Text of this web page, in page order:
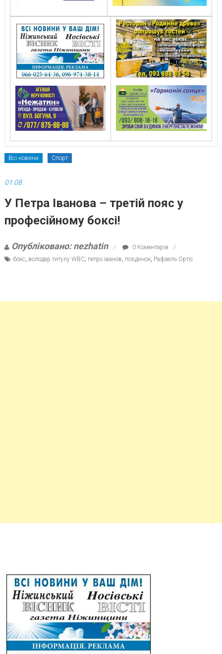
Всі новини Спорт
01.08.
У Петра Іванова – третій пояс у
професійному боксі!
Опубліковано: nezhatin
0 Коментарів
бокс, володар титулу WBC, петро іванов, поєдинок, Рафаель Ортіс